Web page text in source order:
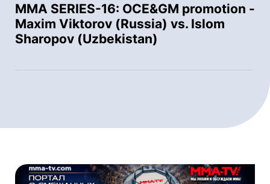
MMA SERIES-16: OСE&GM promotion -
Maxim Viktorov (Russia) vs. Islom
Sharopov (Uzbekistan)